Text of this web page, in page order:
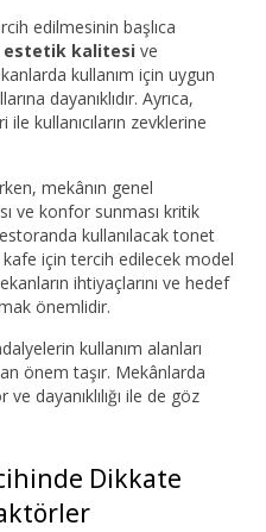
edilmesinin başlıca
estetik kalitesi ve
kullanım için uygun
dayanıklıdır. Ayrıca,
kullanıcıların zevklerine
mekânın genel
ve konfor sunması kritik
kullanılacak tonet
için tercih edilecek model
ihtiyaçlarını ve hedef
önemlidir.
kullanım alanları
önem taşır. Mekânlarda
ve dayanıklılığı ile de göz
Dikkate